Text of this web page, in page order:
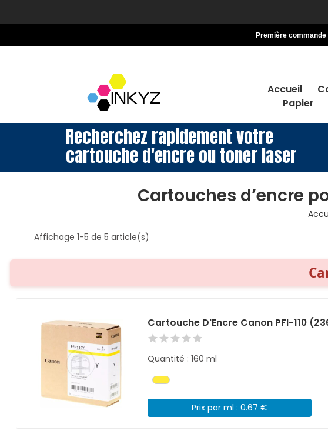
Première commande
Accueil
Papier
Recherchez rapidement votre
cartouche d'encre ou toner laser
Cartouches d’encre
Affichage 1-5 de 5 article(s)
Cartouche D'Encre Canon PFI-110
Quantité : 160 ml
Prix par ml : 0.67 €